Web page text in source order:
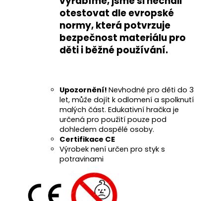
otestovat dle evropské
normy, která potvrzuje
bezpečnost materiálu pro
děti i běžné používání.
Upozornění! Nevhodné pro děti do 3
let, může dojít k odlomení a spolknutí
malých část. Edukativní hračka je
určená pro použití pouze pod
dohledem dospělé osoby.
Certifikace CE
Výrobek není určen pro styk s
potravinami